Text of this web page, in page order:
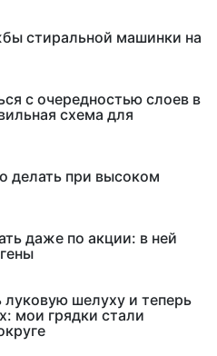
стиральной машинки на
с очередностью слоев в
схема для
делать при высоком
даже по акции: в ней
шелуху и теперь
мои грядки стали